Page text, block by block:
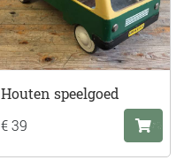
Houten speelgoed
€ 39